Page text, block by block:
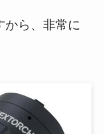
から、非常に